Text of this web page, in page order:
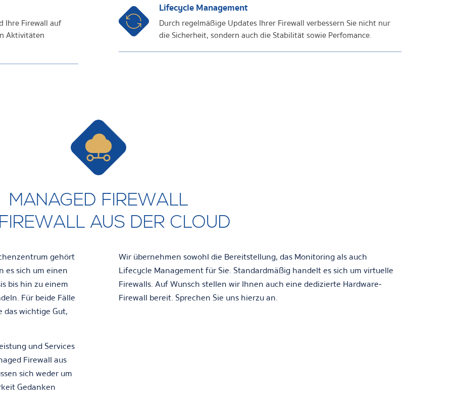
Ihre Firewall auf
Aktivitäten
Lifecycle Management
Durch regelmäßige Updates Ihrer Firewall verbessern Sie nicht nur
die Sicherheit, sondern auch die Stabilität sowie Perfomance.
MANAGED FIREWALL
AUS DER CLOUD
gehört
es sich um einen
bis hin zu einem
Für beide Fälle
das wichtige Gut,
und Services
Firewall aus
sich weder um
Gedanken
Wir übernehmen sowohl die Bereitstellung, das Monitoring als auch
Lifecycle Management für Sie. Standardmäßig handelt es sich umvirtuelle
Firewalls. Auf Wunsch stellen wir Ihnen auch eine dedizierte Hardware-
Firewall bereit. Sprechen Sie uns hierzu an.